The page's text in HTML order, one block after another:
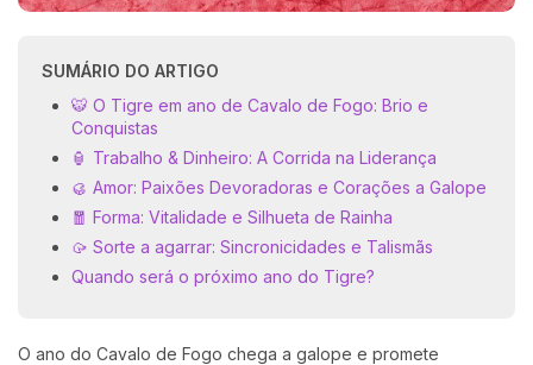
SUMÁRIO DO ARTIGO
🐯 O Tigre em ano de Cavalo de Fogo: Brio e
Conquistas
🏮 Trabalho & Dinheiro: A Corrida na Liderança
🥮 Amor: Paixões Devoradoras e Corações a Galope
🧧 Forma: Vitalidade e Silhueta de Rainha
🥠 Sorte a agarrar: Sincronicidades e Talismãs
Quando será o próximo ano do Tigre?
O ano do Cavalo de Fogo chega a galope e promete